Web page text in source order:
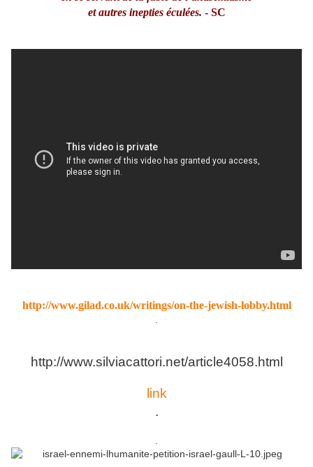
et autres inepties éculées. - SC
http://www.gilad.co.uk/writings/on-the-jewish-lobby.html
http://www.silviacattori.net/article4058.html
link
.